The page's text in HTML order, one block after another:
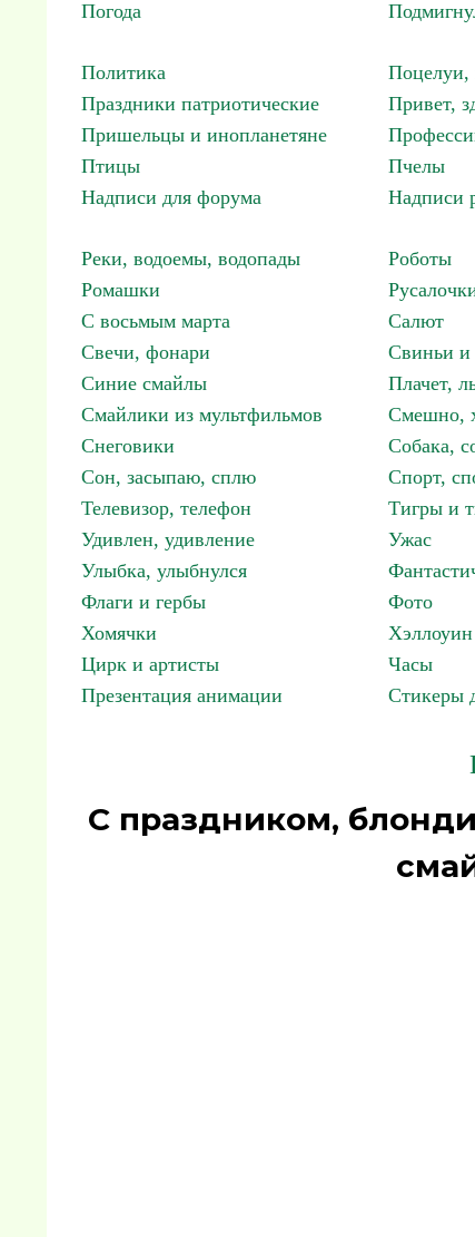
Погода
Политика
Поцелуи,
Праздники патриотические
Привет,
Пришельцы и инопланетяне
Птицы
Пчелы
Надписи для форума
Надписи
Реки, водоемы, водопады
Роботы
Ромашки
С восьмым марта
Салют
Свечи, фонари
Свиньи и
Синие смайлы
Плачет,
Смайлики из мультфильмов
Смешно,
Снеговики
Собака,
Сон, засыпаю, сплю
Спорт,
Телевизор, телефон
Тигры и
Удивлен, удивление
Ужас
Улыбка, улыбнулся
Флаги и гербы
Фото
Хомячки
Хэллоуин
Цирк и артисты
Часы
Презентация анимации
Стикеры
С праздником,